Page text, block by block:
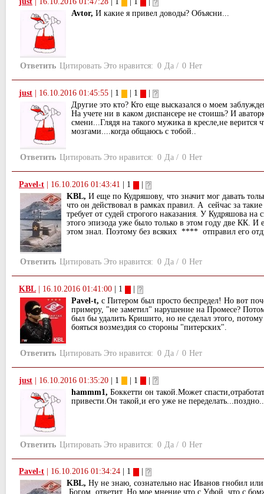
Avtor, И какие я привел доводы? Объясни...
Ответить Цитировать Это нравится: 0 Да / 0 Нет
just 16.10.2016 01:45:55 | 1 | 1
Другие это кто? Кто еще высказался о моем
На учете ни в каком диспансере не стоишь? И
смени...Глядя на такого мужика в кресле,не верится
мозгами....когда общаюсь с тобой..
Ответить Цитировать Это нравится: 0 Да / 0 Нет
Pavel-t 16.10.2016 01:43:41 | 1
KBL, И еще по Кудряшову, что значит мог давать
что он действовал в рамках правил. А сейчас за
требует от судей строгого наказания. У Кудряшова на
этого эпизода уже было только в этом году две КК. И
этом знал. Поэтому без всяких **** отправил его
Ответить Цитировать Это нравится: 0 Да / 0 Нет
KBL 16.10.2016 01:41:00 | 1
Pavel-t, с Питером был просто беспредел! Но вот
примеру, "не заметил" нарушение на Промесе?
был бы удалить Кришито, но не сделал этого,
бояться возмездия со стороны "питерских".
Ответить Цитировать Это нравится: 0 Да / 0 Нет
just | 16.10.2016 01:35:20 | 1 | 1
|
hammm1, Боккетти он такой.Может
привести.Он такой,и его уже не
Ответить Цитировать Это нравится: 0 Да / 0 Нет
Pavel-t 16.10.2016 01:34:24 | 1
KBL, Ну не знаю, сознательно нас Иванов гнобил
Богом ответит. Но мое мнение что с Уфой, что с